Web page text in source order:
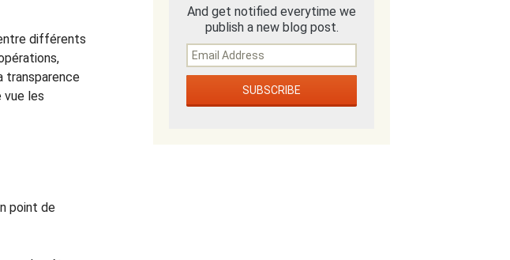
différents
transparence
vue les
point de
And get notified everytime we
publish a new blog post.